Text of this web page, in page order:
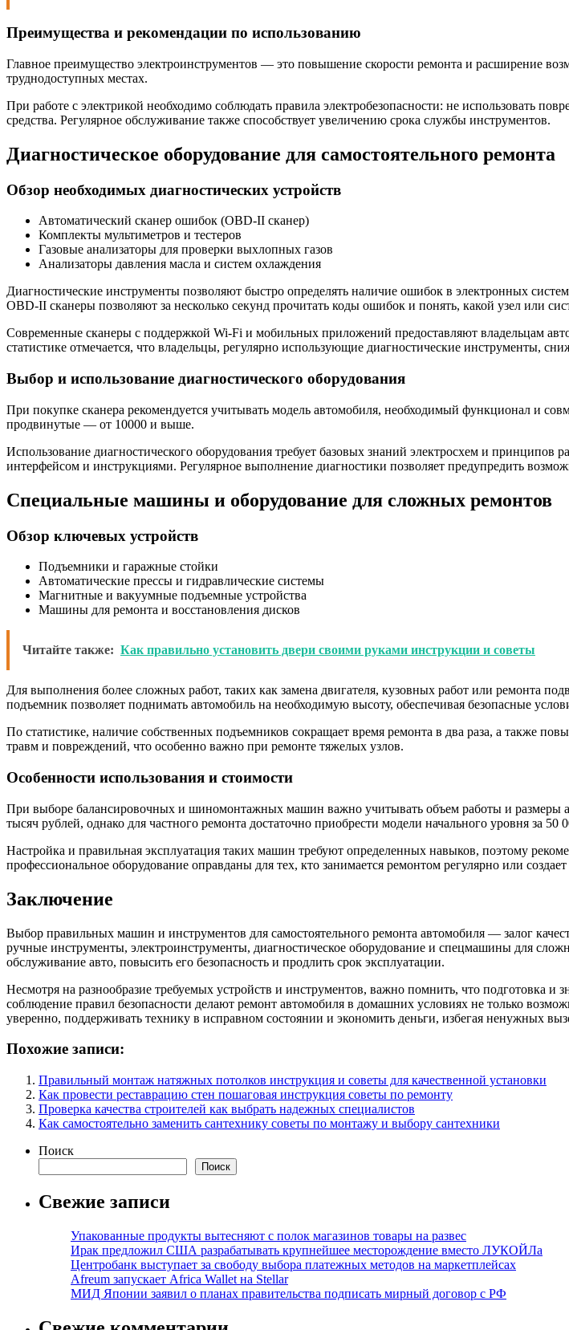
Преимущества и рекомендации по использованию
Главное преимущество электроинструментов — это повышение скорости ремонта и расширение
труднодоступных местах.
При работе с электрикой необходимо соблюдать правила электробезопасности: не использовать
средства. Регулярное обслуживание также способствует увеличению срока службы инструментов.
Диагностическое оборудование для самостоятельного ремонта
Обзор необходимых диагностических устройств
Автоматический сканер ошибок (OBD-II сканер)
Комплекты мультиметров и тестеров
Газовые анализаторы для проверки выхлопных газов
Анализаторы давления масла и систем охлаждения
Диагностические инструменты позволяют быстро определять наличие ошибок в электронных
OBD-II сканеры позволяют за несколько секунд прочитать коды ошибок и понять, какой узел или
Современные сканеры с поддержкой Wi-Fi и мобильных приложений предоставляют владельцам
статистике отмечается, что владельцы, регулярно использующие диагностические инструменты,
Выбор и использование диагностического оборудования
При покупке сканера рекомендуется учитывать модель автомобиля, необходимый функционал и
продвинутые — от 10000 и выше.
Использование диагностического оборудования требует базовых знаний электросхем и
интерфейсом и инструкциями. Регулярное выполнение диагностики позволяет предупредить
Специальные машины и оборудование для сложных ремонтов
Обзор ключевых устройств
Подъемники и гаражные стойки
Автоматические прессы и гидравлические системы
Магнитные и вакуумные подъемные устройства
Машины для ремонта и восстановления дисков
Читайте также: Как правильно установить двери своими руками инструкции и советы
Для выполнения более сложных работ, таких как замена двигателя, кузовных работ или ремонта
подъемник позволяет поднимать автомобиль на необходимую высоту, обеспечивая безопасные
По статистике, наличие собственных подъемников сокращает время ремонта в два раза, а также
травм и повреждений, что особенно важно при ремонте тяжелых узлов.
Особенности использования и стоимости
При выборе балансировочных и шиномонтажных машин важно учитывать объем работы и размеры
тысяч рублей, однако для частного ремонта достаточно приобрести модели начального уровня за 50
Настройка и правильная эксплуатация таких машин требуют определенных навыков, поэтому
профессиональное оборудование оправданы для тех, кто занимается ремонтом регулярно или
Заключение
Выбор правильных машин и инструментов для самостоятельного ремонта автомобиля — залог
ручные инструменты, электроинструменты, диагностическое оборудование и спецмашины для
обслуживание авто, повысить его безопасность и продлить срок эксплуатации.
Несмотря на разнообразие требуемых устройств и инструментов, важно помнить, что подготовка
соблюдение правил безопасности делают ремонт автомобиля в домашних условиях не только
уверенно, поддерживать технику в исправном состоянии и экономить деньги, избегая ненужных
Похожие записи:
Правильный монтаж натяжных потолков инструкция и советы для качественной установки
Как провести реставрацию стен пошаговая инструкция советы по ремонту
Проверка качества строителей как выбрать надежных специалистов
Как самостоятельно заменить сантехнику советы по монтажу и выбору сантехники
Поиск
Поиск
Свежие записи
Упакованные продукты вытесняют с полок магазинов товары на развес
Ирак предложил США разрабатывать крупнейшее месторождение вместо ЛУКОЙЛа
Центробанк выступает за свободу выбора платежных методов на маркетплейсах
Afreum запускает Africa Wallet на Stellar
МИД Японии заявил о планах правительства подписать мирный договор с РФ